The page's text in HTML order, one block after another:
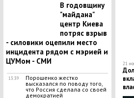
В годовщину
"майдана"
центр Киева
потряс взрыв
- силовики оцепили место
инцидента рядом с мэрией и
ЦУМом - СМИ
13:39
Порошенко жестко
высказался по поводу того,
что Россия сделала со своей
демократией
21